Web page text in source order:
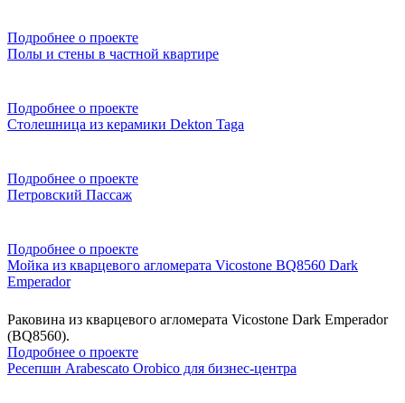
Подробнее о проекте
Полы и стены в частной квартире
Подробнее о проекте
Столешница из керамики Dekton Taga
Подробнее о проекте
Петровский Пассаж
Подробнее о проекте
Мойка из кварцевого агломерата Vicostone BQ8560 Dark
Emperador
Раковина из кварцевого агломерата Vicostone Dark Emperador
(BQ8560).
Подробнее о проекте
Ресепшн Arabescato Orobico для бизнес-центра